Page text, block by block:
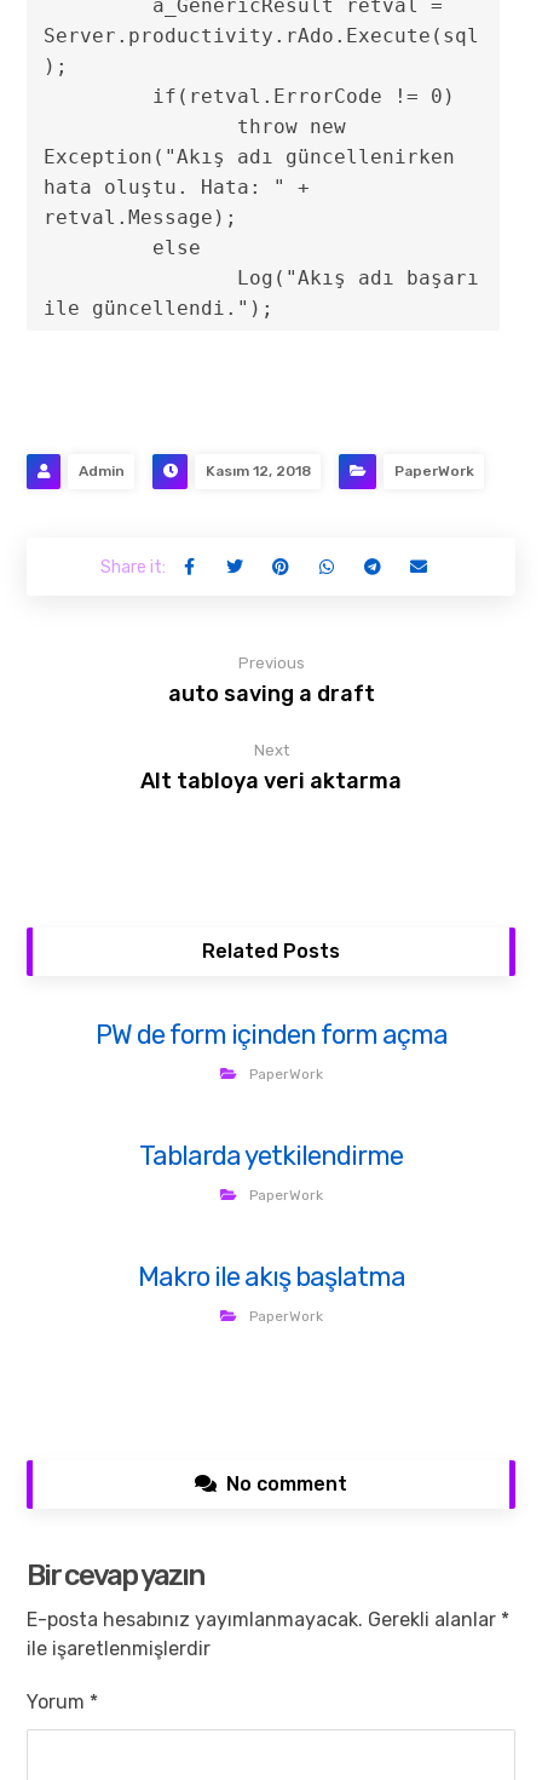
Server.productivity.rAdo.Execute(sql
);
Exception("Akış adı güncellenirken
hata oluştu. Hata: " +
retval.Message);
ile güncellendi.");
Admin Kasım 12, 2018 PaperWork
Previous
auto saving a draft
Next
Alt tabloya veri aktarma
Related Posts
PW de form içinden form açma
PaperWork
Tablarda yetkilendirme
PaperWork
Makro ile akış başlatma
PaperWork
No comment
Bir cevap yazın
E-posta hesabınız yayımlanmayacak. Gerekli alanlar *
ile işaretlenmişlerdir
Yorum *